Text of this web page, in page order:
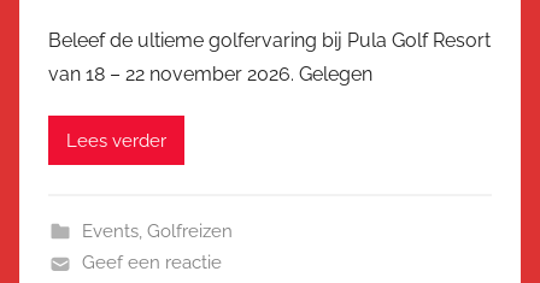
Beleef de ultieme golfervaring bij Pula Golf Resort
van 18 – 22 november 2026. Gelegen
Lees verder
Events, Golfreizen
Geef een reactie